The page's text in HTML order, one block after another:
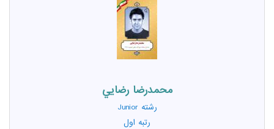
محمدرضا رضايي
رشته Junior
رتبه اول